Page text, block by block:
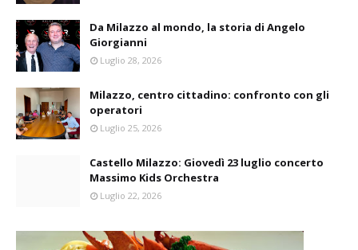
Da Milazzo al mondo, la storia di Angelo
Giorgianni
Luglio 28, 2026
Milazzo, centro cittadino: confronto con gli
operatori
Luglio 25, 2026
Castello Milazzo: Giovedì 23 luglio concerto
Massimo Kids Orchestra
Luglio 22, 2026